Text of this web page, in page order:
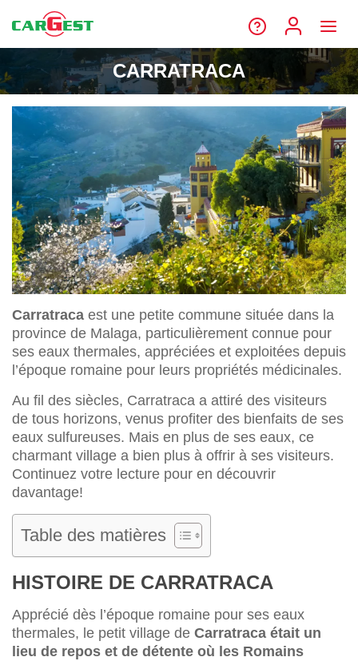
CARRATRACA
Carratraca est une petite commune située dans la
province de Malaga, particulièrement connue pour
ses eaux thermales, appréciées et exploitées depuis
l’époque romaine pour leurs propriétés médicinales.
Au fil des siècles, Carratraca a attiré des visiteurs
de tous horizons, venus profiter des bienfaits de ses
eaux sulfureuses. Mais en plus de ses eaux, ce
charmant village a bien plus à offrir à ses visiteurs.
Continuez votre lecture pour en découvrir
davantage!
Table des matières
HISTOIRE DE CARRATRACA
Apprécié dès l’époque romaine pour ses eaux
thermales, le petit village de Carratraca était un
lieu de repos et de détente où les Romains